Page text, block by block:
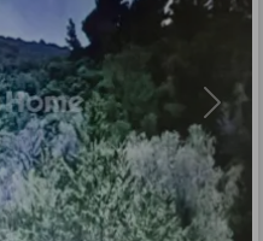
Next